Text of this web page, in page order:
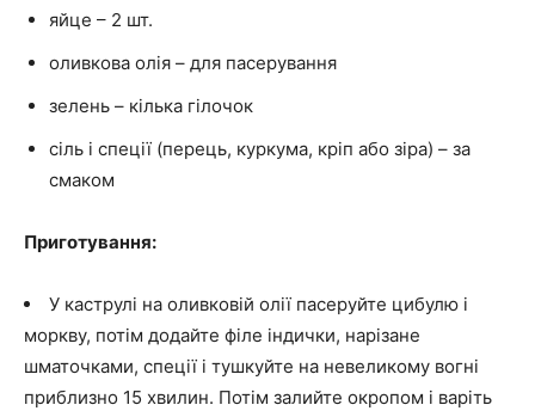
яйце – 2 шт.
оливкова олія – для пасерування
зелень – кілька гілочок
сіль і спеції (перець, куркума, кріп або зіра) – за
смаком
Приготування:
У каструлі на оливковій олії пасеруйте цибулю і
моркву, потім додайте філе індички, нарізане
шматочками, спеції і тушкуйте на невеликому вогні
приблизно 15 хвилин. Потім залийте окропом і варіть